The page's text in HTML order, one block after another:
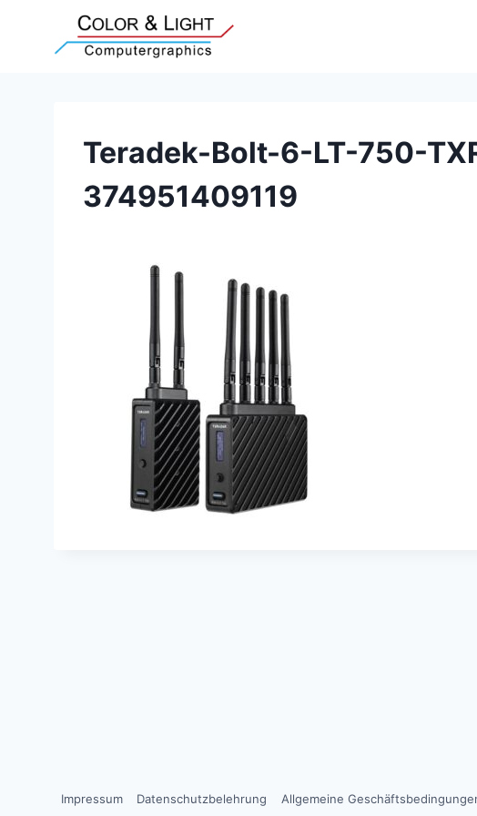
springen
Teradek-Bolt-6-LT-750-
374951409119
Impressum Datenschutzbelehrung Allgemeine